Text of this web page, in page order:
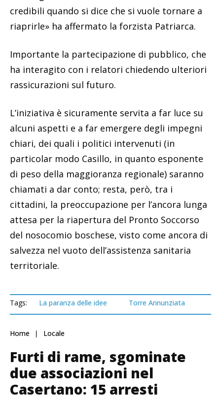
credibili quando si dice che si vuole tornare a
riaprirle» ha affermato la forzista Patriarca.
Importante la partecipazione di pubblico, che
ha interagito con i relatori chiedendo ulteriori
rassicurazioni sul futuro.
L’iniziativa è sicuramente servita a far luce su
alcuni aspetti e a far emergere degli impegni
chiari, dei quali i politici intervenuti (in
particolar modo Casillo, in quanto esponente
di peso della maggioranza regionale) saranno
chiamati a dar conto; resta, però, tra i
cittadini, la preoccupazione per l’ancora lunga
attesa per la riapertura del Pronto Soccorso
del nosocomio boschese, visto come ancora di
salvezza nel vuoto dell’assistenza sanitaria
territoriale.
Tags: La paranza delle idee Torre Annunziata
Home Locale
Furti di rame, sgominate
due associazioni nel
Casertano: 15 arresti